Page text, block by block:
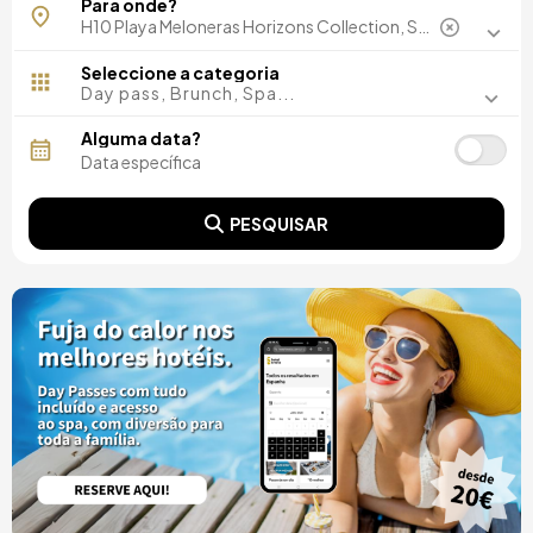
Barcelona, Espanha
Madrid, Espanha
Málaga, Espanha
Costa del Sol, Espanha
Tarragona, Espanha
Tenerife, Espanha
Alicante, Espanha
Sevilla, Espanha
Pontevedra, Espanha
Lisboa, Portugal
Menorca, Espanha
Girona, Espanha
Gran Canaria, Espanha
Roma, Itália
Valencia, Espanha
Granada, Espanha
Porto, Portugal
Punta Cana, República Dominicana
Caceres, Espanha
Para onde?
Seleccione a categoria
Day pass, Brunch, Spa...
Alguma data?
PESQUISAR